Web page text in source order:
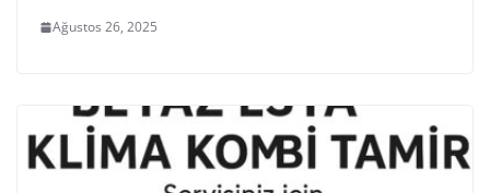
Ağustos 26, 2025